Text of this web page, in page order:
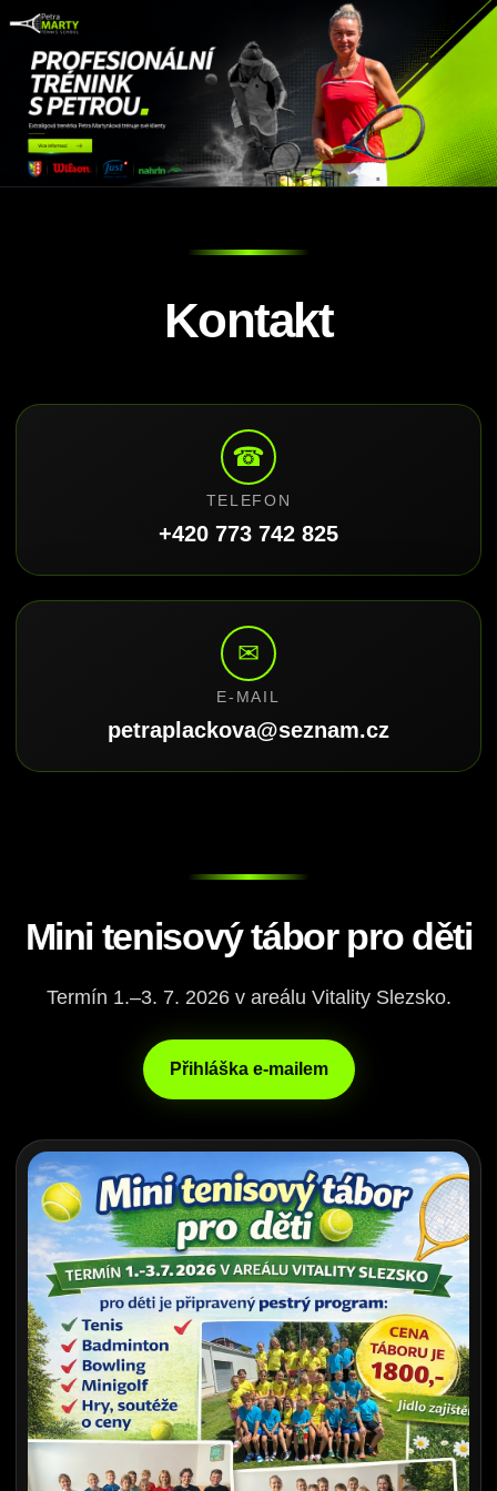
Kontakt
☎
TELEFON
+420 773 742 825
✉
E-MAIL
petraplackova@seznam.cz
Mini tenisový tábor pro děti
Termín 1.–3. 7. 2026 v areálu Vitality Slezsko.
Přihláška e-mailem